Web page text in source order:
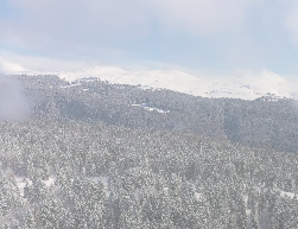
content